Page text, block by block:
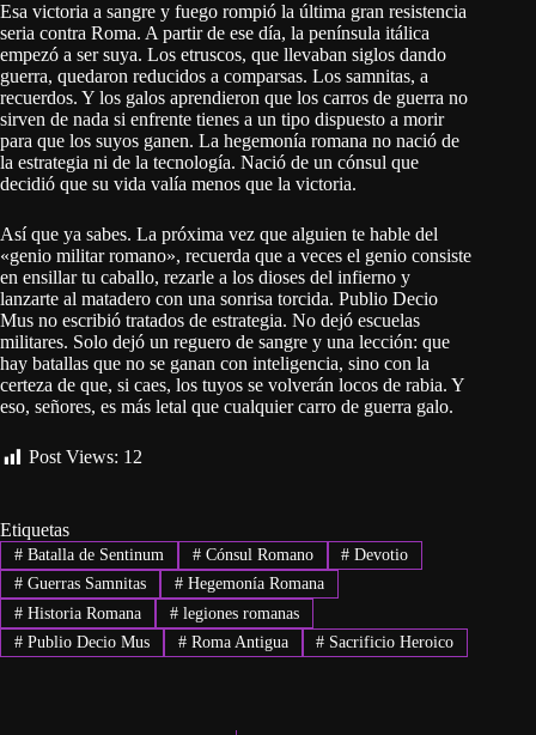
Esa victoria a sangre y fuego rompió la última gran resistencia
seria contra Roma. A partir de ese día, la península itálica
empezó a ser suya. Los etruscos, que llevaban siglos dando
guerra, quedaron reducidos a comparsas. Los samnitas, a
recuerdos. Y los galos aprendieron que los carros de guerra no
sirven de nada si enfrente tienes a un tipo dispuesto a morir
para que los suyos ganen. La hegemonía romana no nació de
la estrategia ni de la tecnología. Nació de un cónsul que
decidió que su vida valía menos que la victoria.
Así que ya sabes. La próxima vez que alguien te hable del
«genio militar romano», recuerda que a veces el genio consiste
en ensillar tu caballo, rezarle a los dioses del infierno y
lanzarte al matadero con una sonrisa torcida. Publio Decio
Mus no escribió tratados de estrategia. No dejó escuelas
militares. Solo dejó un reguero de sangre y una lección: que
hay batallas que no se ganan con inteligencia, sino con la
certeza de que, si caes, los tuyos se volverán locos de rabia. Y
eso, señores, es más letal que cualquier carro de guerra galo.
Post Views: 12
Etiquetas
#Batalla de Sentinum #Cónsul Romano # Devotio
#Guerras Samnitas #Hegemonía Romana
#Historia Romana #legiones romanas
#Publio Decio Mus #Roma Antigua # Sacrificio Heroico